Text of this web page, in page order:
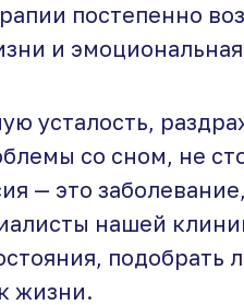
постепенно
и
усталость,
со сном, не
— это
нашей
подобрать
жизни.